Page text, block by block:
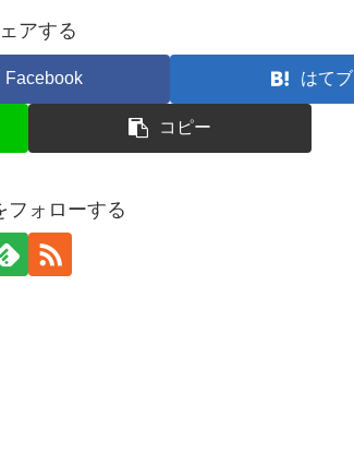
アする
Facebook はてブ
コピー
フォローする